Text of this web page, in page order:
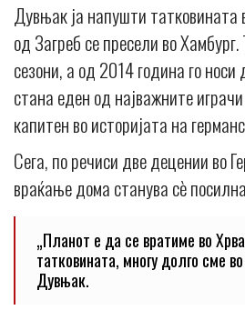
Дувњак ја напушти татковината
од Загреб се пресели во
сезони, а од 2014 година го
стана еден од најважните
капитен во историјата на
Сега, по речиси две децении во
враќање дома станува сè
„Планот е да се вратиме во
татковината, многу долго сме во
Дувњак.